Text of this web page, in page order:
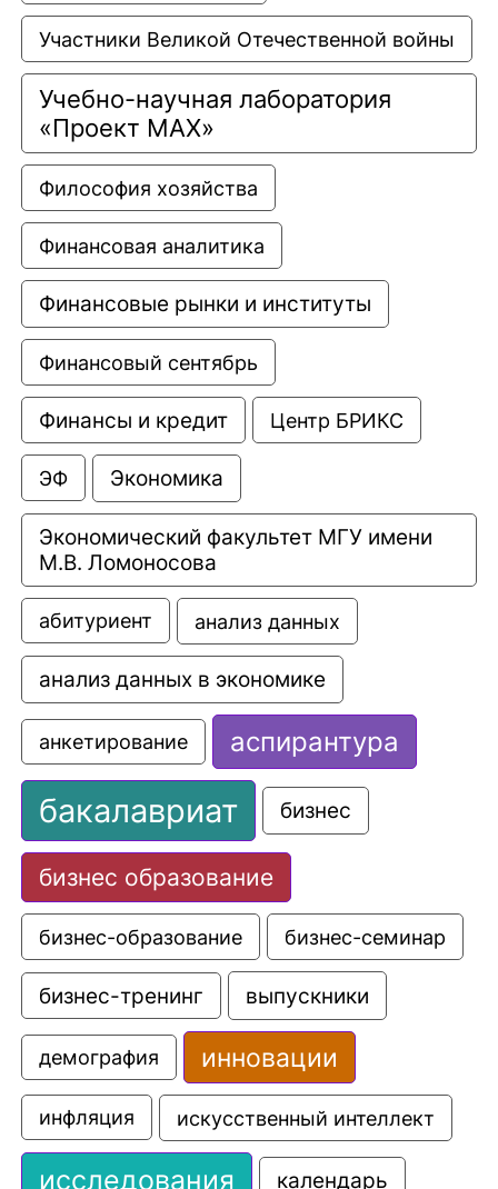
Участники Великой Отечественной войны
Учебно-научная лаборатория
«Проект МАХ»
Философия хозяйства
Финансовая аналитика
Финансовые рынки и институты
Финансовый сентябрь
Финансы и кредит Центр БРИКС
ЭФ Экономика
Экономический факультет МГУ имени
М.В. Ломоносова
абитуриент анализ данных
анализ данных в экономике
анкетирование аспирантура
бакалавриат бизнес
бизнес образование
бизнес-образование бизнес-семинар
бизнес-тренинг выпускники
демография инновации
инфляция искусственный интеллект
исследования календарь